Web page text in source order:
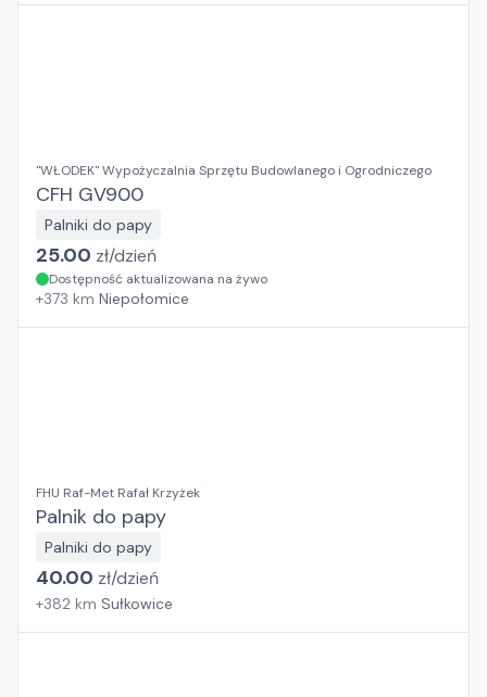
"WŁODEK" Wypożyczalnia Sprzętu Budowlanego i Ogrodniczego
CFH GV900
Palniki do papy
25.00 zł/dzień
Dostępność aktualizowana na żywo
+373 km Niepołomice
FHU Raf-Met Rafał Krzyżek
Palnik do papy
Palniki do papy
40.00 zł/dzień
+382 km Sułkowice